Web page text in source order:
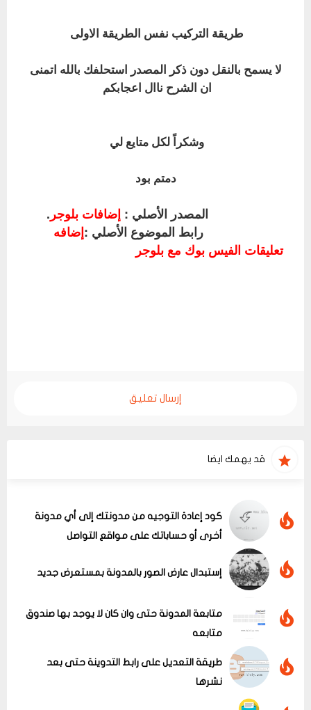
طريقة التركيب نفس الطريقة الاولى
لا يسمح بالنقل دون ذكر المصدر استحلفك بالله اتمنى
ان الشرح ناال اعجابكم
وشكراً لكل متايع لي
دمتم بود
المصدر الأصلي : إضافات بلوجر.
رابط الموضوع الأصلي :إضافه
تعليقات الفيس بوك مع بلوجر
إرسال تعليق
قد يهمك ايضا
كود إعادة التوجيه من مدونتك إلى أي مدونة
أخرى أو حساباتك على مواقع التواصل
إستبدال عارض الصور بالمدونة بمستعرض جديد
متابعة المدونة حتى وان كان لا يوجد بها صندوق
متابعه
طريقة التعديل على رابط التدوينة حتى بعد
نشرها